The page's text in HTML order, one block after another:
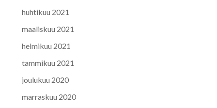
huhtikuu 2021
maaliskuu 2021
helmikuu 2021
tammikuu 2021
joulukuu 2020
marraskuu 2020